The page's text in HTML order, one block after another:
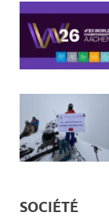
SOCIÉTÉ